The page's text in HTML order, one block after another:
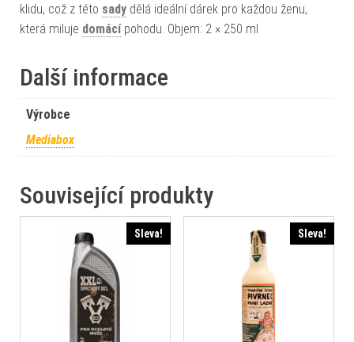
klidu, což z této sady dělá ideální dárek pro každou ženu,
která miluje domácípohodu. Objem: 2 × 250 ml
Další informace
Výrobce
Mediabox
Související produkty
Sleva! Sleva!